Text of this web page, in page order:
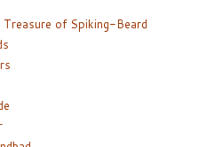
Treasure of Spiking-Beard